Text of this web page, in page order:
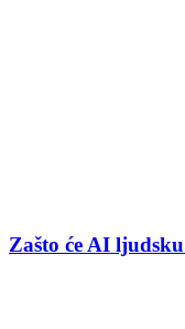
Zašto će AI